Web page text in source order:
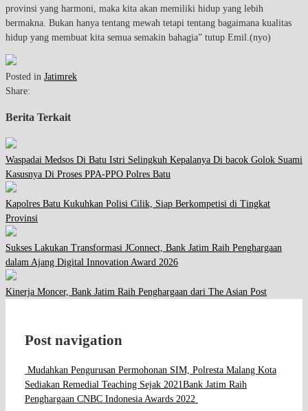
provinsi yang harmoni, maka kita akan memiliki hidup yang lebih
bermakna. Bukan hanya tentang mewah tetapi tentang bagaimana kualitas
hidup yang membuat kita semua semakin bahagia” tutup Emil.(nyo)
Posted in Jatimrek
Share:
Berita Terkait
Waspadai Medsos Di Batu Istri Selingkuh Kepalanya Di bacok Golok Suami
Kasusnya Di Proses PPA-PPO Polres Batu
Kapolres Batu Kukuhkan Polisi Cilik, Siap Berkompetisi di Tingkat
Provinsi
Sukses Lakukan Transformasi JConnect, Bank Jatim Raih Penghargaan
dalam Ajang Digital Innovation Award 2026
Kinerja Moncer, Bank Jatim Raih Penghargaan dari The Asian Post
Post navigation
Mudahkan Pengurusan Permohonan SIM, Polresta Malang Kota
Sediakan Remedial Teaching Sejak 2021Bank Jatim Raih
Penghargaan CNBC Indonesia Awards 2022